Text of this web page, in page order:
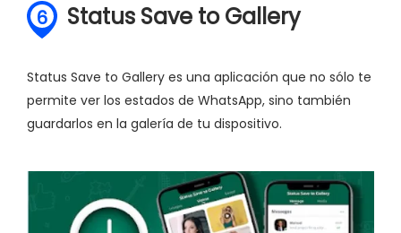
6 Status Save to Gallery
Status Save to Gallery es una aplicación que no sólo te
permite ver los estados de WhatsApp, sino también
guardarlos en la galería de tu dispositivo.